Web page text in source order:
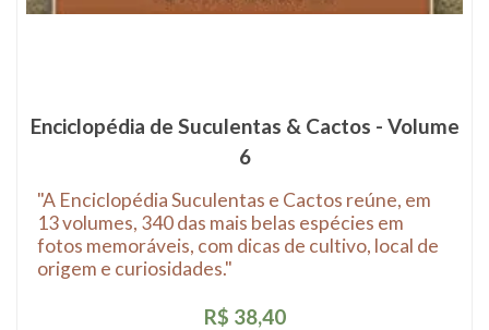
Enciclopédia de Suculentas & Cactos - Volume
6
"A Enciclopédia Suculentas e Cactos reúne, em
13 volumes, 340 das mais belas espécies em
fotos memoráveis, com dicas de cultivo, local de
origem e curiosidades."
R$ 38,40